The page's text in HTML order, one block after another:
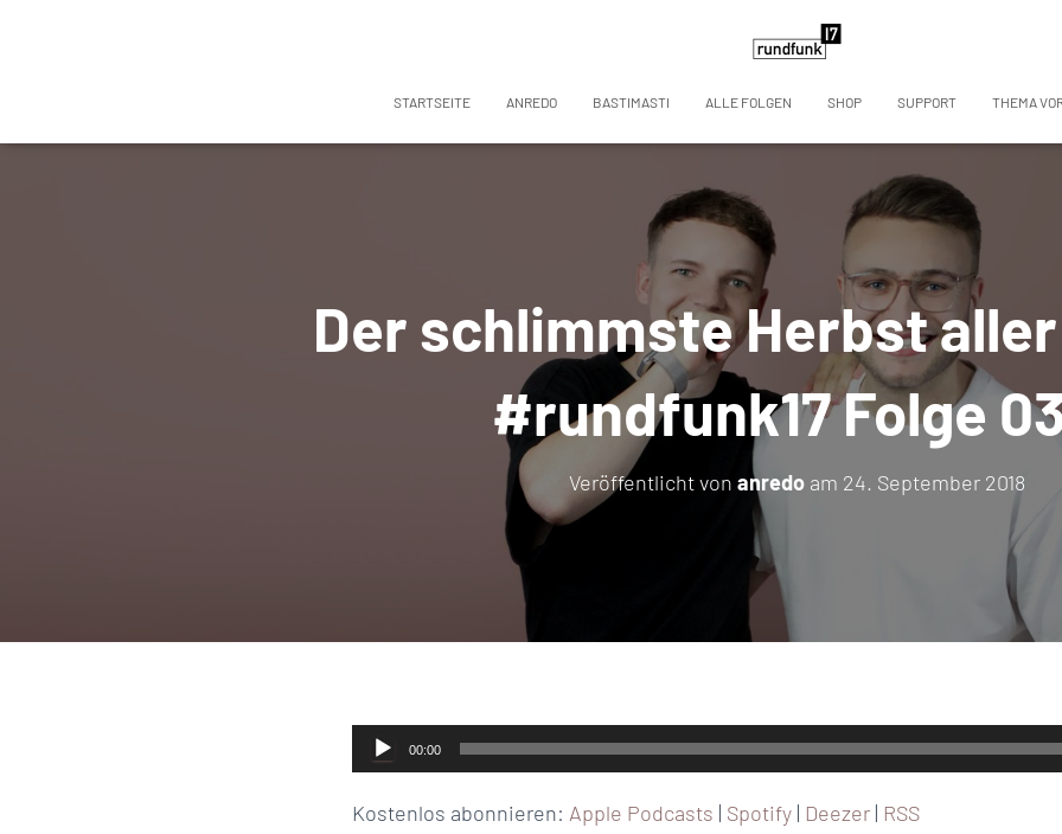
STARTSEITE ANREDO BASTIMASTI ALLE FOLGEN SHOP SUPPORT THEMA
Der schlimmste Herbst
#rundfunk17 Folge
Veröffentlicht von anredoam 24. September 2018
Audio-
Player
00:00
Kostenlos abonnieren: Apple Podcasts | Spotify | Deezer | RSS